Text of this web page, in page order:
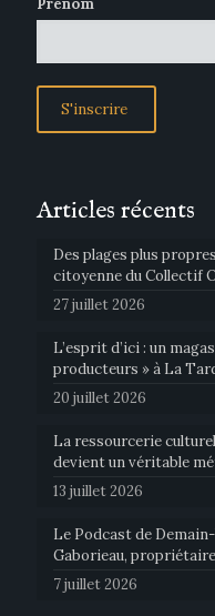
Articles récents
Des plages plus
citoyenne du Collectif
27 juillet 2026
L’esprit d’ici : un
producteurs » à La
20 juillet 2026
La ressourcerie
devient un véritable
13 juillet 2026
Le Podcast de
Gaborieau,
7 juillet 2026